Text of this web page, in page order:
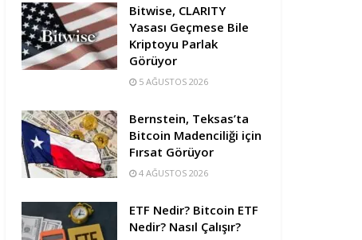
Bitwise, CLARITY
Yasası Geçmese Bile
Kriptoyu Parlak
Görüyor
5 AĞUSTOS 2026
Bernstein, Teksas’ta
Bitcoin Madenciliği için
Fırsat Görüyor
4 AĞUSTOS 2026
ETF Nedir? Bitcoin ETF
Nedir? Nasıl Çalışır?